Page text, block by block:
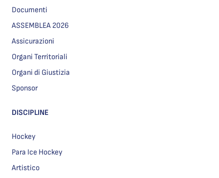
Documenti
ASSEMBLEA 2026
Assicurazioni
Organi Territoriali
Organi di Giustizia
Sponsor
DISCIPLINE
Hockey
Para Ice Hockey
Artistico